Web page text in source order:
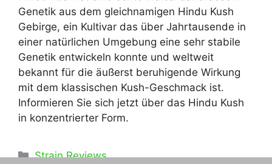
Genetik aus dem gleichnamigen Hindu Kush
Gebirge, ein Kultivar das über Jahrtausende in
einer natürlichen Umgebung eine sehr stabile
Genetik entwickeln konnte und weltweit
bekannt für die äußerst beruhigende Wirkung
mit dem klassischen Kush-Geschmack ist.
Informieren Sie sich jetzt über das Hindu Kush
in konzentrierter Form.
Kategorien
Strain Reviews